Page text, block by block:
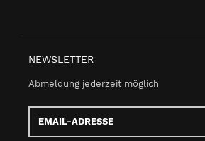
NEWSLETTER
Abmeldung jederzeit möglich
Email-
Adresse